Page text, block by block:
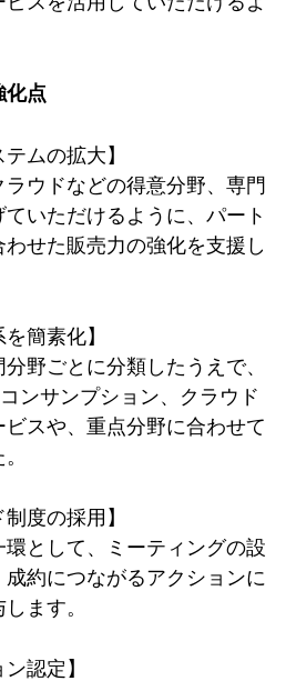
化点
ムの拡大】
ウドなどの得意分野、専門
いただけるように、パート
せた販売力の強化を支援し
簡素化】
野ごとに分類したうえで、
ンサンプション、クラウド
スや、重点分野に合わせて
度の採用】
として、ミーティングの設
約につながるアクションに
ます。
認定】